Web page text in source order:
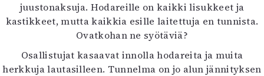
juustonaksuja. Hodareille on kaikki lisukkeet ja
kastikkeet, mutta kaikkia esille laitettuja en tunnista.
Ovatkohan ne syötäviä?
Osallistujat kasaavat innolla hodareita ja muita
herkkuja lautasilleen. Tunnelma on jo alun jännityksen